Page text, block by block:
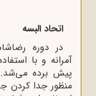
اتحاد البسه
در دوره
آمرانه و با
پیش برده
منظور جدا کردن